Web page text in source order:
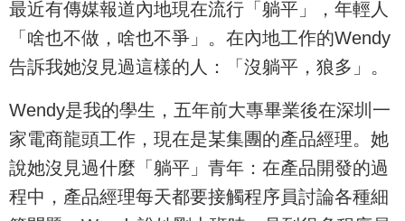
最近有傳媒報道內地現在流行「躺平」，年輕人
「啥也不做，啥也不爭」。在內地工作的Wendy
告訴我她沒見過這樣的人：「沒躺平，狼多」。
Wendy是我的學生，五年前大專畢業後在深圳一
家電商龍頭工作，現在是某集團的產品經理。她
說她沒見過什麼「躺平」青年：在產品開發的過
程中，產品經理每天都要接觸程序員討論各種細